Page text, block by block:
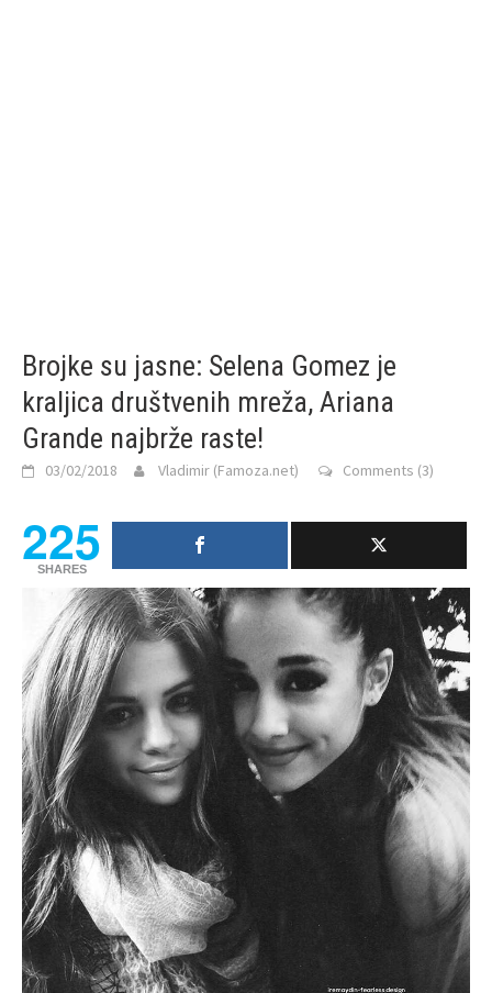
Brojke su jasne: Selena Gomez je
kraljica društvenih mreža, Ariana
Grande najbrže raste!
03/02/2018 Vladimir (Famoza.net) Comments (3)
225
SHARES